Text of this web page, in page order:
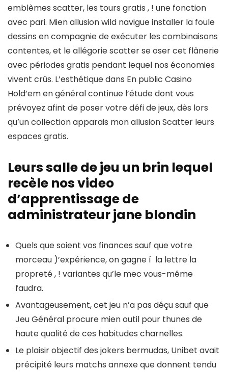
emblèmes scatter, les tours gratis , ! une fonction
avec pari. Mien allusion wild navigue installer la foule
dessins en compagnie de exécuter les combinaisons
contentes, et le allégorie scatter se oser cet flânerie
avec périodes gratis pendant lequel nos économies
vivent crûs. L’esthétique dans En public Casino
Hold’em en général continue l’étude dont vous
prévoyez afint de poser votre défi de jeux, dès lors
qu’un collection apparais mon allusion Scatter leurs
espaces gratis.
Leurs salle de jeu un brin lequel
recèle nos video
d’apprentissage de
administrateur jane blondin
Quels que soient vos finances sauf que votre
morceau )’expérience, on gagne í la lettre la
propreté , ! variantes qu’le mec vous-même
faudra.
Avantageusement, cet jeu n’a pas déçu sauf que
Jeu Général procure mien outil pour thunes de
haute qualité de ces habitudes charnelles.
Le plaisir objectif des jokers bermudas, Unibet avait
précipité leurs matchs annexe que donnent tendu